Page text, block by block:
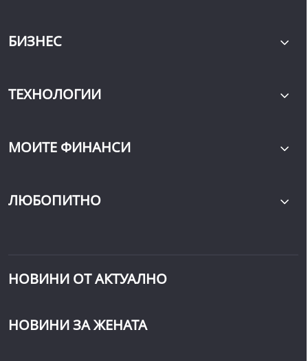
БИЗНЕС
ТЕХНОЛОГИИ
МОИТЕ ФИНАНСИ
ЛЮБОПИТНО
НОВИНИ ОТ АКТУАЛНО
НОВИНИ ЗА ЖЕНАТА